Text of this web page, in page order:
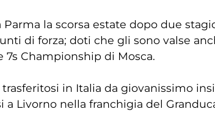
la scorsa estate dopo due
di forza; doti che gli sono valse
7s Championship di Mosca.
in Italia da giovanissimo
a Livorno nella franchigia del